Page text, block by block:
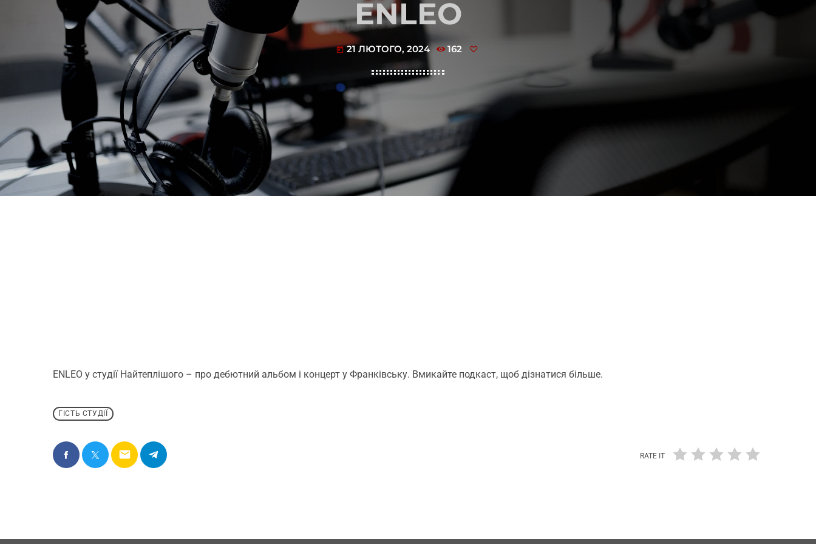
ENLEO
today 21 ЛЮТОГО, 2024 162
ENLEO у студії Найтеплішого – про дебютний альбом і концерт у Франківську. Вмикайте подкаст, щоб дізнатися більше.
ГІСТЬ СТУДІЇ
email RATE IT